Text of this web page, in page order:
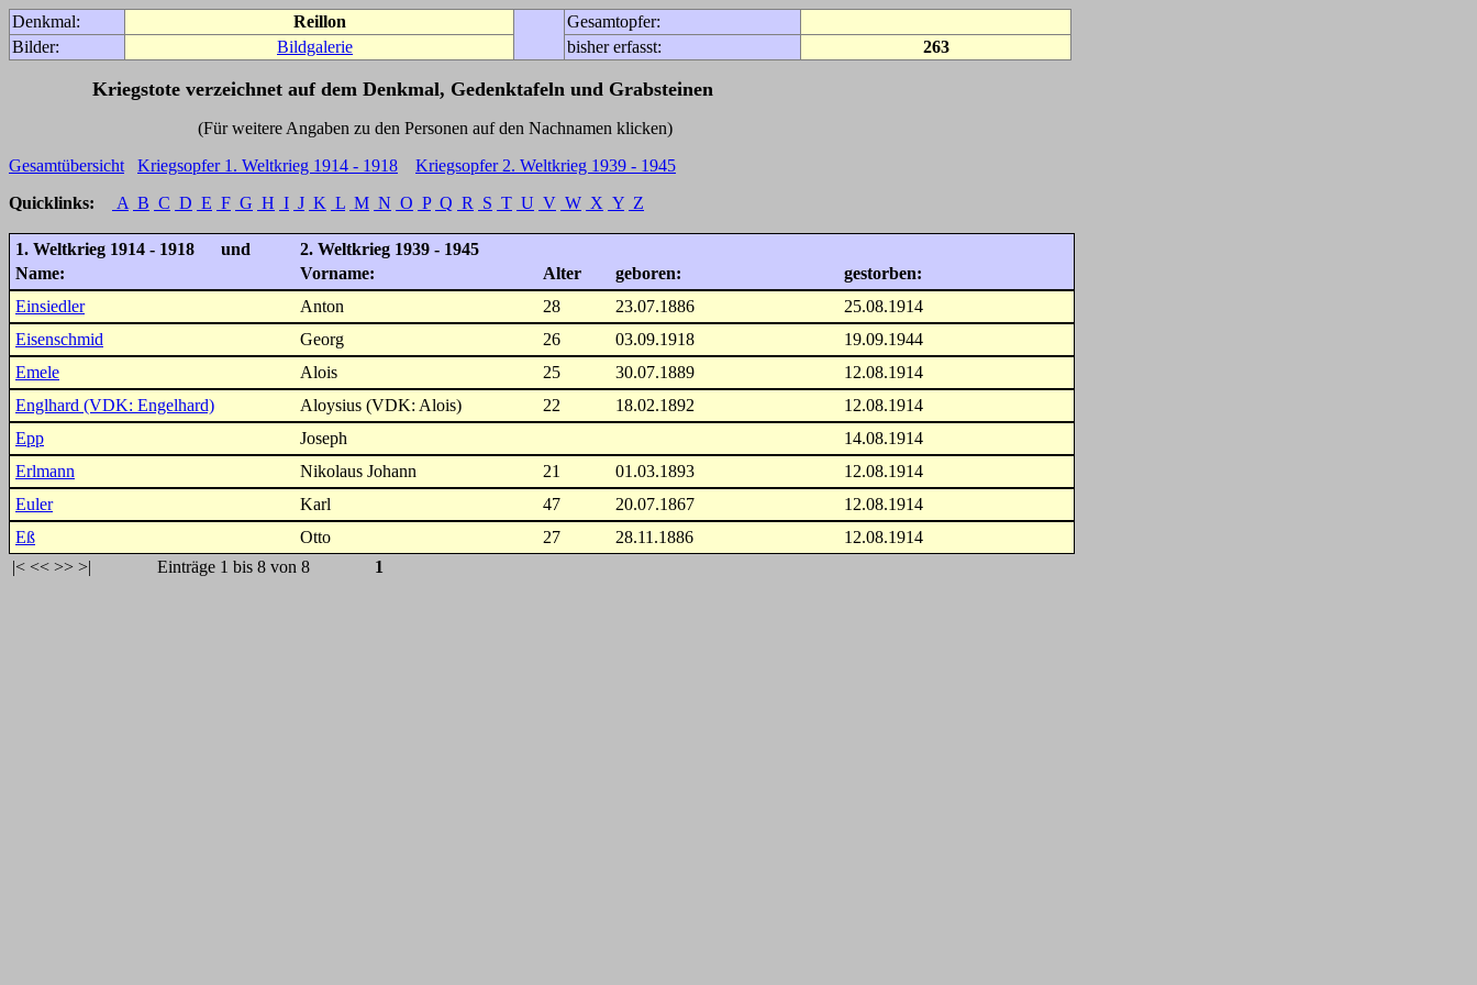
Denkmal: Reillon
Gesamtopfer:
Bilder:
Bildgalerie bisher erfasst: 263
Kriegstote verzeichnet auf dem Denkmal, Gedenktafeln und Grabsteinen
(Für weitere Angaben zu den Personen auf den Nachnamen klicken)
Gesamtübersicht
Kriegsopfer 1. Weltkrieg 1914 - 1918
Kriegsopfer 2. Weltkrieg 1939 - 1945
Quicklinks:
A B C D E F G H I J K L M N O P Q R S T U V W X Y Z
1. Weltkrieg 1914 - 1918 und
2. Weltkrieg 1939 - 1945
Name:
Vorname: Alter geboren:
gestorben:
Einsiedler
Anton 28 23.07.1886
25.08.1914
Eisenschmid
Georg 26 03.09.1918
19.09.1944
Emele
Alois 25 30.07.1889
12.08.1914
Englhard (VDK: Engelhard)
Aloysius (VDK: Alois) 22 18.02.1892
12.08.1914
Epp
Joseph
14.08.1914
Erlmann
Nikolaus Johann 21 01.03.1893
12.08.1914
Euler
Karl 47 20.07.1867
12.08.1914
Eß
Otto 27 28.11.1886
12.08.1914
|< << >> >| Einträge 1 bis 8 von 8 1